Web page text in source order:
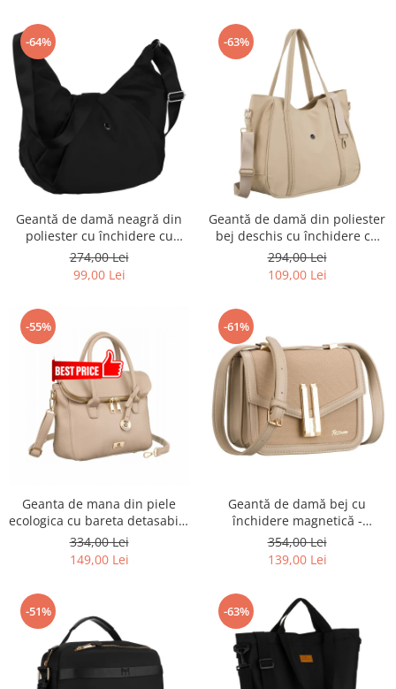
-64%
Geantă de damă neagră din
poliester cu închidere cu
fermoar - Peterson PTR-PTN
CTY-21-2423 BLAC
274,00 Lei
99,00 Lei
-63%
Geantă de damă din poliester
bej deschis cu închidere cu
fermoar - Peterson PTR-PTN
CTY-29-2874 ECRU
294,00 Lei
109,00 Lei
-55%
Geanta de mana din piele
ecologica cu bareta detasabila
- Rovicky PTR-R-TOR-ALE-8-
1087 D.B
334,00 Lei
149,00 Lei
-61%
Geantă de damă bej cu
închidere magnetică -
Peterson PTR-PTN DALIA
BEIGE
354,00 Lei
139,00 Lei
-51% -63%